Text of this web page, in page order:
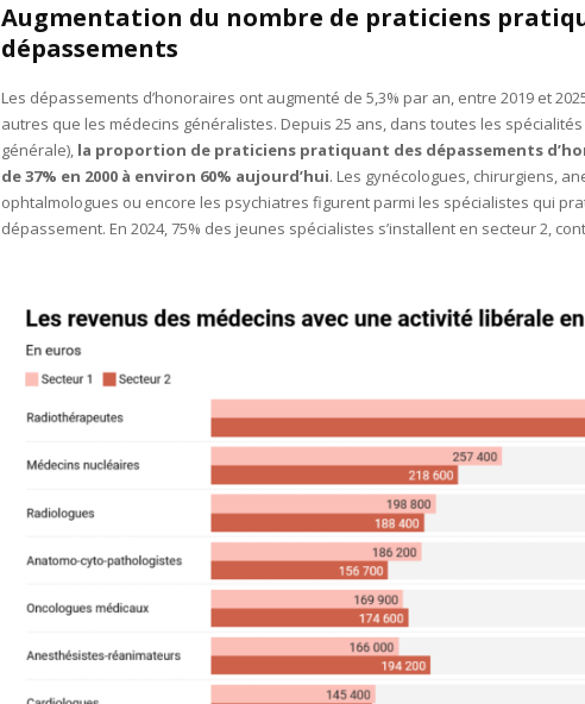
Augmentation du nombre de praticiens
dépassements
Les dépassements d’honoraires ont augmenté de 5,3% par an, entre 2019 et
autres que les médecins généralistes. Depuis 25 ans, dans toutes les
générale), la proportion de praticiens pratiquant des dépassements
de 37% en 2000 à environ 60% aujourd’hui. Les gynécologues, chirurgiens,
ophtalmologues ou encore les psychiatres figurent parmi les spécialistes qui
dépassement. En 2024, 75% des jeunes spécialistes s’installent en secteur 2,